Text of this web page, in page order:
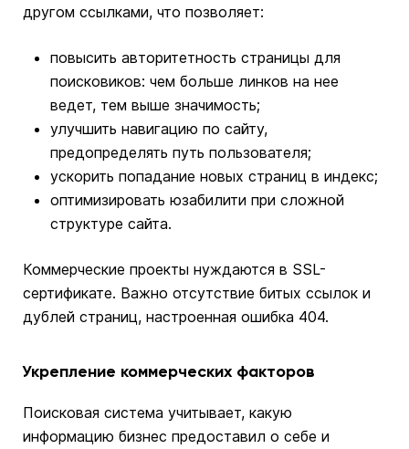
другом ссылками, что позволяет:
повысить авторитетность страницы для
поисковиков: чем больше линков на нее
ведет, тем выше значимость;
улучшить навигацию по сайту,
предопределять путь пользователя;
ускорить попадание новых страниц в индекс;
оптимизировать юзабилити при сложной
структуре сайта.
Коммерческие проекты нуждаются в SSL-
сертификате. Важно отсутствие битых ссылок и
дублей страниц, настроенная ошибка 404.
Укрепление коммерческих факторов
Поисковая система учитывает, какую
информацию бизнес предоставил о себе и